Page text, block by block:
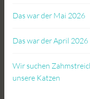
Das war der Mai 2026
Das war der April 2026
Wir suchen
unsere Katzen